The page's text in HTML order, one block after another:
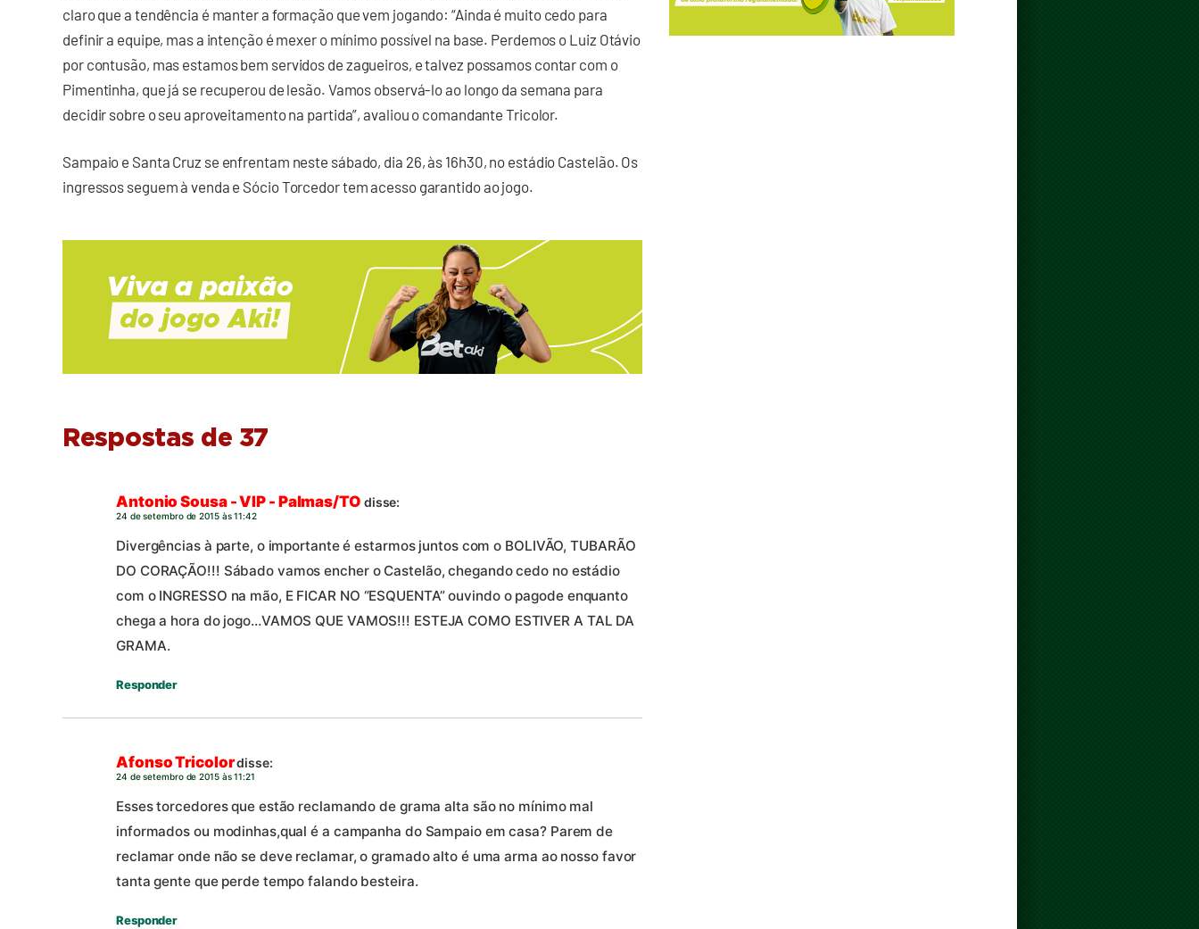
claro que a tendência é manter a formação que vem jogando: “Ainda é muito cedo para
definir a equipe, mas a intenção é mexer o mínimo possível na base. Perdemos o Luiz Otávio
por contusão, mas estamos bem servidos de zagueiros, e talvez possamos contar com o
Pimentinha, que já se recuperou de lesão. Vamos observá-lo ao longo da semana para
decidir sobre o seu aproveitamento na partida”, avaliou o comandante Tricolor.
Sampaio e Santa Cruz se enfrentam neste sábado, dia 26, às 16h30, no estádio Castelão. Os
ingressos seguem à venda e Sócio Torcedor tem acesso garantido ao jogo.
Respostas de 37
Antonio Sousa - VIP - Palmas/TO disse:
24 de setembro de 2015 às 11:42
Divergências à parte, o importante é estarmos juntos com o BOLIVÃO, TUBARÃO
DO CORAÇÃO!!! Sábado vamos encher o Castelão, chegando cedo no estádio
com o INGRESSO na mão, E FICAR NO “ESQUENTA” ouvindo o pagode enquanto
chega a hora do jogo…VAMOS QUE VAMOS!!! ESTEJA COMO ESTIVER A TAL DA
GRAMA.
Responder
Afonso Tricolordisse:
24 de setembro de 2015 às 11:21
Esses torcedores que estão reclamando de grama alta são no mínimo mal
informados ou modinhas,qual é a campanha do Sampaio em casa? Parem de
reclamar onde não se deve reclamar, o gramado alto é uma arma ao nosso favor
tanta gente que perde tempo falando besteira.
Responder